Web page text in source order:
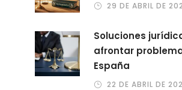
29 DE ABRIL DE
Soluciones
afrontar
España
22 DE ABRIL DE